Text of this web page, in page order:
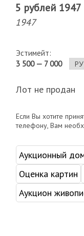
5 рублей 1947
1947
Эстимейт:
3 500 — 7 000
Лот не продан
Если Вы хотите
телефону, Вам
Аукционный
Оценка картин
Аукцион